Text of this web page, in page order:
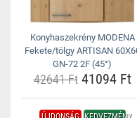
Konyhaszekrény MODENA
Fekete/tölgy ARTISAN
GN-72 2F (45°)
42641 Ft41094 Ft